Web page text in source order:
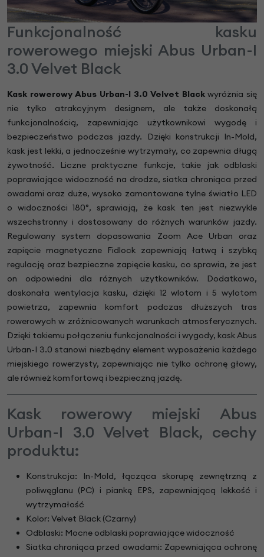
Funkcjonalność kasku
rowerowego miejski Abus Urban-I
3.0 Velvet Black
Kask rowerowy Abus Urban-I 3.0 Velvet Blackwyróżnia się
nie tylko atrakcyjnym designem, ale także doskonałą
funkcjonalnością, zapewniając użytkownikowi wygodę i
bezpieczeństwo podczas jazdy. Dzięki konstrukcji In-Mold,
kask jest lekki, a jednocześnie wytrzymały, co zapewnia długą
żywotność. Liczne praktyczne funkcje, takie jak odblaski
poprawiające widoczność na drodze, siatka chroniąca przed
owadami oraz duże, wysoko zamontowane tylne światło LED
o widoczności 180°, sprawiają, że kask ten jest niezwykle
wszechstronny i dostosowany do różnych warunków jazdy.
Regulowany system dopasowania Zoom Ace Urban oraz
zapięcie magnetyczne Fidlock zapewniają łatwą i szybką
regulację oraz bezpieczne zapięcie kasku, co sprawia, że jest
on odpowiedni dla różnych użytkowników. Dodatkowo,
doskonała wentylacja kasku, dzięki 12 wlotom i 5 wylotom
powietrza, zapewnia komfort podczas dłuższych tras
rowerowych w zróżnicowanych warunkach atmosferycznych.
Dzięki takiemu połączeniu funkcjonalności i wygody, kask Abus
Urban-I 3.0 stanowi niezbędny element wyposażenia każdego
miejskiego rowerzysty, zapewniając nie tylko ochronę głowy,
ale również komfortową i bezpieczną jazdę.
Kask rowerowy miejski Abus
Urban-I 3.0 Velvet Black, cechy
produktu:
Konstrukcja: In-Mold, łącząca skorupę zewnętrzną z
poliwęglanu (PC) i piankę EPS, zapewniającą lekkość i
wytrzymałość
Kolor: Velvet Black (Czarny)
Odblaski: Mocne odblaski poprawiające widoczność
Siatka chroniąca przed owadami: Zapewniająca ochronę